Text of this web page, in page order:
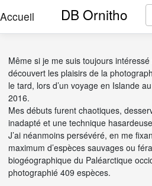
Accueil DB Ornitho
Même si je me suis toujours intéressé
découvert les plaisirs de la
le tard, lors d’un voyage en Islande
2016.
Mes débuts furent chaotiques,
inadapté et une technique
J’ai néanmoins persévéré, en me
maximum d’espèces sauvages ou
biogéographique du Paléarctique
photographié 409 espèces.